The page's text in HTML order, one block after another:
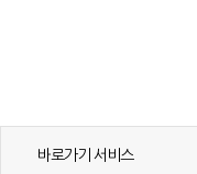
바로가기 서비스